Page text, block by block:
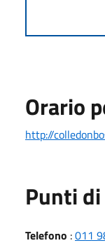
Orario
http://
Punti
Telefono :011